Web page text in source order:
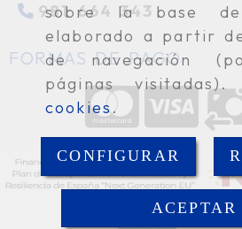
sobre la base
elaborado a partir
de navegación
páginas visitadas).
cookies.
CONFIGURAR
ACEPTAR
981 664 343
FORMAS DE PAGO